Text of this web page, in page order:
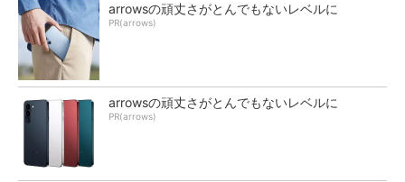
arrowsの頑丈さがとんでもないレベルに
PR(arrows)
arrowsの頑丈さがとんでもないレベルに
PR(arrows)